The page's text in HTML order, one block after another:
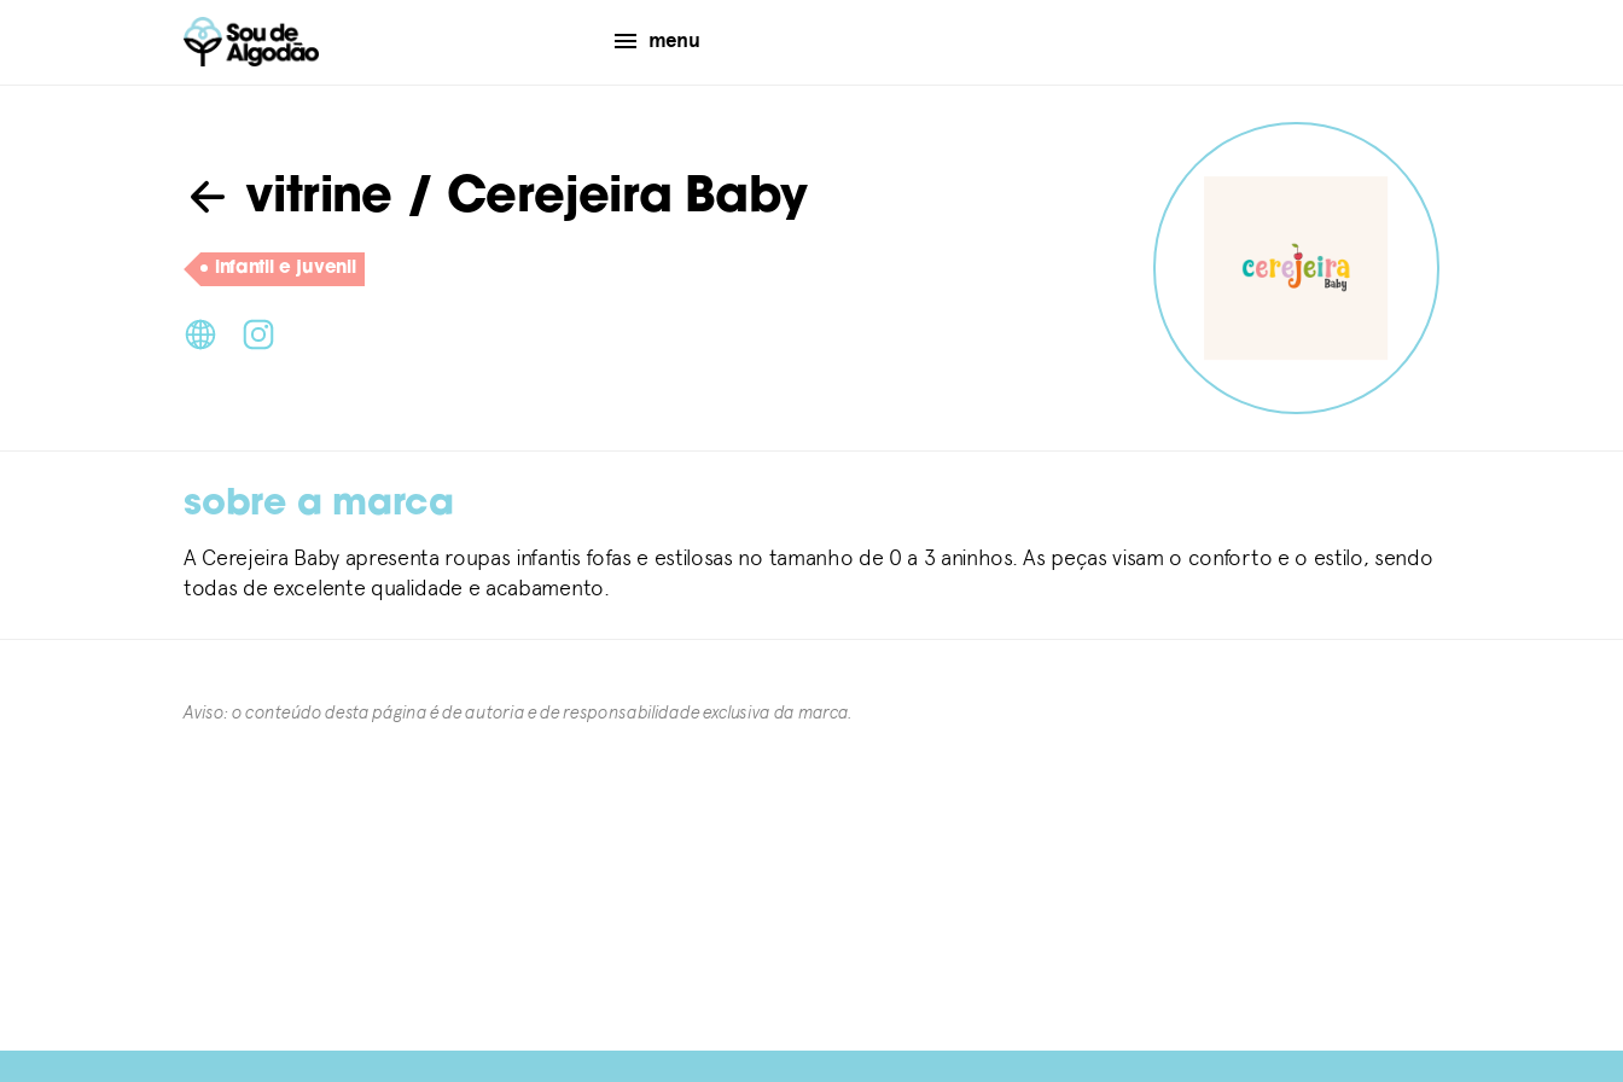
menu
vitrine / Cerejeira Baby
infantil e juvenil
sobre a marca
A Cerejeira Baby apresenta roupas infantis fofas e estilosas no tamanho de 0 a 3 aninhos. As peças visam o conforto e o estilo, sendo
todas de excelente qualidade e acabamento.
Aviso: o conteúdo desta página é de autoria e de responsabilidade exclusiva da marca.​